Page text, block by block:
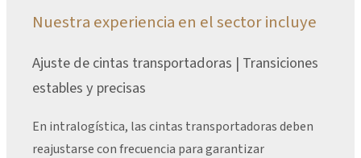
Nuestra experiencia en el sector incluye
Ajuste de cintas transportadoras | Transiciones
estables y precisas
En intralogística, las cintas transportadoras deben
reajustarse con frecuencia para garantizar